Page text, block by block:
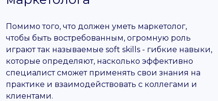
Помимо того, что должен уметь маркетолог,
чтобы быть востребованным, огромную роль
играют так называемые soft skills - гибкие навыки,
которые определяют, насколько эффективно
специалист сможет применять свои знания на
практике и взаимодействовать с коллегами и
клиентами.